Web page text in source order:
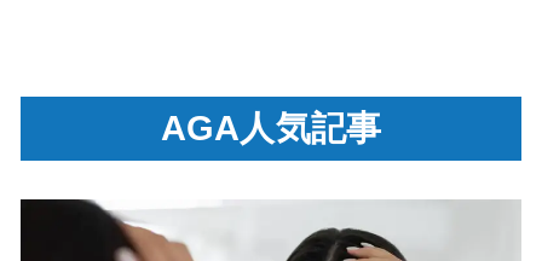
AGA人気記事